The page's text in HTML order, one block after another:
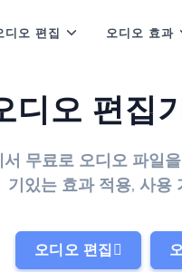
디오 편집 오디오 효과
디오 편집
무료로 오디오 파일
기있는 효과 적용, 사용
오디오 편집